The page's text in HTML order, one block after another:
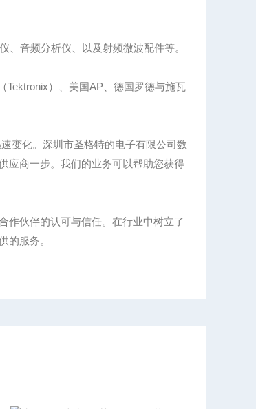
音频分析仪、以及射频微波配件等。
Tektronix）、美国AP、德国罗德与施瓦
变化。深圳市圣格特的电子有限公司数
应商一步。我们的业务可以帮助您获得
作伙伴的认可与信任。在行业中树立了
的服务。